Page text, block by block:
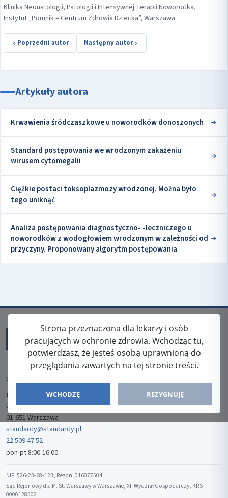
Klinika Neonatologii, Patologii i Intensywnej Terapii Noworodka,
Instytut „Pomnik – Centrum Zdrowia Dziecka”, Warszawa
Poprzedni autor Następny autor
Artykuły autora
Krwawienia śródczaszkowe u noworodków donoszonych
Standard postępowania we wrodzonym zakażeniu
wirusem cytomegalii
Ciężkie postaci toksoplazmozy wrodzonej. Można było
tego uniknąć
Analiza postępowania diagnostyczno- -leczniczego u
noworodków z wodogłowiem wrodzonym w zależności od
przyczyny. Proponowany algorytm postępowania
Strona przeznaczona dla lekarzy i osób
pracujących w ochronie zdrowia. Wchodząc tu,
potwierdzasz, że jesteś osobą uprawnioną do
przeglądania zawartych na tej stronie treści.
WCHODZĘ REZYGNUJĘ
ISSN: 2080-5438
WYDAWCA
Media-Press Sp. z o.o.
ul. Gwiaździsta 7B/8
01-651 Warszawa
standardy@standardy.pl
22 509 47 52
pon-pt 8:00-16:00
NIP: 526-23-68-123, Regon: 016077504
Sąd Rejonowy dla M. St. Warszawy w Warszawie, XII Wydział Gospodarczy, KRS
0000128502